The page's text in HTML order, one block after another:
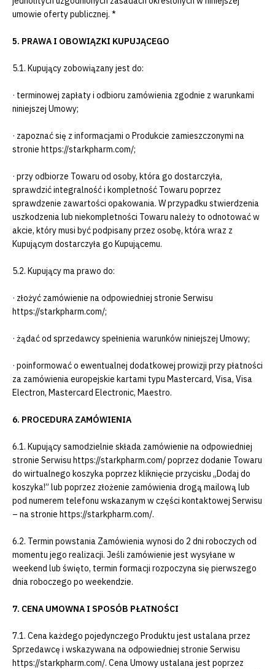
umowie oferty publicznej. *
5. PRAWA I OBOWIĄZKI KUPUJĄCEGO
5.1. Kupujący zobowiązany jest do:
· terminowej zapłaty i odbioru zamówienia zgodnie z warunkami
niniejszej Umowy;
· zapoznać się z informacjami o Produkcie zamieszczonymi na
stronie https://starkpharm.com/;
· przy odbiorze Towaru od osoby, która go dostarczyła,
sprawdzić integralność i kompletność Towaru poprzez
sprawdzenie zawartości opakowania. W przypadku stwierdzenia
uszkodzenia lub niekompletności Towaru należy to odnotować w
akcie, który musi być podpisany przez osobę, która wraz z
Kupującym dostarczyła go Kupującemu.
5.2. Kupujący ma prawo do:
· złożyć zamówienie na odpowiedniej stronie Serwisu
https://starkpharm.com/;
· żądać od sprzedawcy spełnienia warunków niniejszej Umowy;
· poinformować o ewentualnej dodatkowej prowizji przy płatności
za zamówienia europejskie kartami typu Mastercard, Visa, Visa
Electron, Mastercard Electronic, Maestro.
6. PROCEDURA ZAMÓWIENIA
6.1. Kupujący samodzielnie składa zamówienie na odpowiedniej
stronie Serwisu https://starkpharm.com/ poprzez dodanie Towaru
do wirtualnego koszyka poprzez kliknięcie przycisku „Dodaj do
koszyka!” lub poprzez złożenie zamówienia drogą mailową lub
pod numerem telefonu wskazanym w części kontaktowej Serwisu
– na stronie https://starkpharm.com/.
6.2. Termin powstania Zamówienia wynosi do 2 dni roboczych od
momentu jego realizacji. Jeśli zamówienie jest wysyłane w
weekend lub święto, termin formacji rozpoczyna się pierwszego
dnia roboczego po weekendzie.
7. CENA UMOWNA I SPOSÓB PŁATNOŚCI
7.1. Cena każdego pojedynczego Produktu jest ustalana przez
Sprzedawcę i wskazywana na odpowiedniej stronie Serwisu
https://starkpharm.com/. Cena Umowy ustalana jest poprzez